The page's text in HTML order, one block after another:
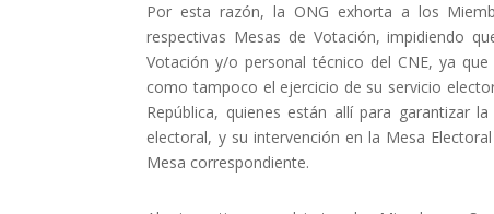
Por esta razón, la ONG exhorta a los
respectivas Mesas de Votación, impidiendo
Votación y/o personal técnico del CNE, ya
como tampoco el ejercicio de su servicio
República, quienes están allí para garantizar
electoral, y su intervención en la Mesa
Mesa correspondiente.